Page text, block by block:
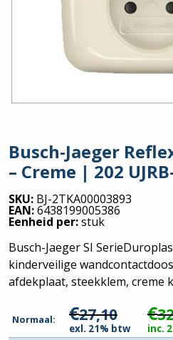
Busch-Jaeger
– Creme | 202
SKU: BJ-2TKA00003893
EAN:6438199005386
Eenheid per:stuk
Busch-Jaeger SI
kinderveilige
afdekplaat, steekklem, creme
Normaal: €27,10
exl. 21% btw
€
inc.